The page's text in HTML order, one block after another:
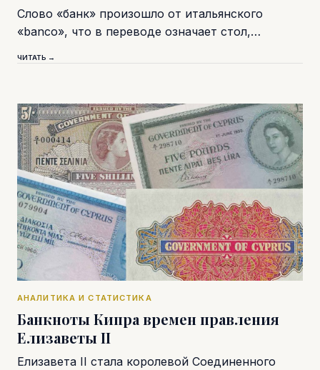
Слово «банк» произошло от итальянского
«banco», что в переводе означает стол,…
ЧИТАТЬ →
АНАЛИТИКА И СТАТИСТИКА
Банкноты Кипра времен правления
Елизаветы II
Елизавета II стала королевой Соединенного